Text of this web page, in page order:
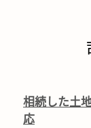
相続した土
応